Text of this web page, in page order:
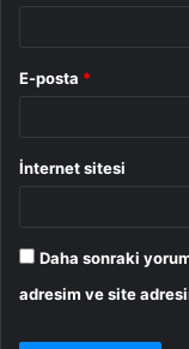
E-posta *
İnternet sitesi
Daha sonraki
adresim ve site